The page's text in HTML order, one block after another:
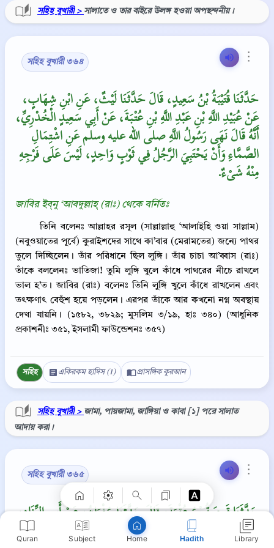
Quran Subject Home Hadith Library
সহিহ বুখারী > সালাতে ও তার বাইরে উলঙ্গ হওয়া অপছন্দনীয়।
⋮
সহিহ বুখারী ৩৬৪
حَدَّثَنَا قُتَيْبَةُ بْنُ سَعِيدٍ، قَالَ حَدَّثَنَا لَيْثٌ، عَنِ ابْنِ شِهَابٍ،
عَنْ عُبَيْدِ اللَّهِ بْنِ عَبْدِ اللَّهِ بْنِ عُتْبَةَ، عَنْ أَبِي سَعِيدٍ الْخُدْرِيِّ،
أَنَّهُ قَالَ نَهَى رَسُولُ اللَّهِ صلى الله عليه وسلم عَنِ اشْتِمَالِ
الصَّمَّاءِ وَأَنْ يَحْتَبِيَ الرَّجُلُ فِي ثَوْبٍ وَاحِدٍ، لَيْسَ عَلَى فَرْجِهِ
مِنْهُ شَىْءٌ‏.‏
জাবির ইব্‌নু ‘আবদুল্লাহ্‌ (রাঃ) থেকে বর্নিতঃ
তিনি বলেনঃ আল্লাহর রসূল (সাল্লাল্লাহু ‘আলাইহি ওয়া সাল্লাম)
(নবুওয়াতের পূর্বে) কুরাইশদের সাথে কা’বার (মেরামতের) জন্যে পাথর
তুলে দিচ্ছিলেন। তাঁর পরিধানে ছিল লুঙ্গি। তাঁর চাচা আ’ব্বাস (রাঃ)
তাঁকে বললেনঃ ভাতিজা! তুমি লুঙ্গি খুলে কাঁধে পাথরের নীচে রাখলে
ভাল হ’ত। জাবির (রাঃ) বলেনঃ তিনি লুঙ্গি খুলে কাঁধে রাখলেন এবং
তৎক্ষণাৎ বেহুঁশ হয়ে পড়লেন। এরপর তাঁকে আর কখনো নগ্ন অবস্থায়
দেখা যায়নি। (১৫৮২, ৩৮২৯; মুসলিম ৩/১৯, হাঃ ৩৪০) (আধুনিক
প্রকাশনীঃ ৩৫১, ইসলামী ফাউন্ডেশনঃ ৩৫৭)
সহিহ একিরকম হাদিস (1) প্রাসঙ্গিক কুরআন
সহিহ বুখারী > জামা, পায়জামা, জাঙ্গিয়া ও কাবা [১] পরে সালাত
আদায় করা।
⋮
সহিহ বুখারী ৩৬৫
حَدَّثَنَا قَبِيصَةُ بْنُ عُقْبَةَ، قَالَ حَدَّثَنَا سُفْيَانُ، عَنْ أَبِي الزِّنَادِ،
عَنِ الأَعْرَجِ، عَنْ أَبِي هُرَيْرَةَ، قَالَ نَهَى النَّبِيُّ صلى الله عليه
Copy